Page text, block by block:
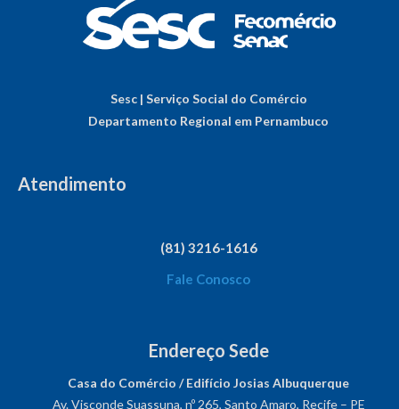
Sesc | Serviço Social do Comércio
Departamento Regional em Pernambuco
Atendimento
(81) 3216-1616
Fale Conosco
Endereço Sede
Casa do Comércio / Edifício Josias Albuquerque
Av. Visconde Suassuna, nº 265, Santo Amaro, Recife – PE